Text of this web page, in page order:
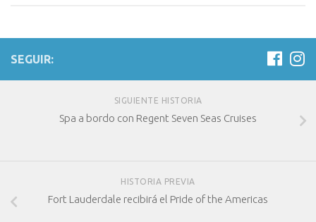
SEGUIR:
SIGUIENTE HISTORIA
Spa a bordo con Regent Seven Seas Cruises
HISTORIA PREVIA
Fort Lauderdale recibirá el Pride of the Americas